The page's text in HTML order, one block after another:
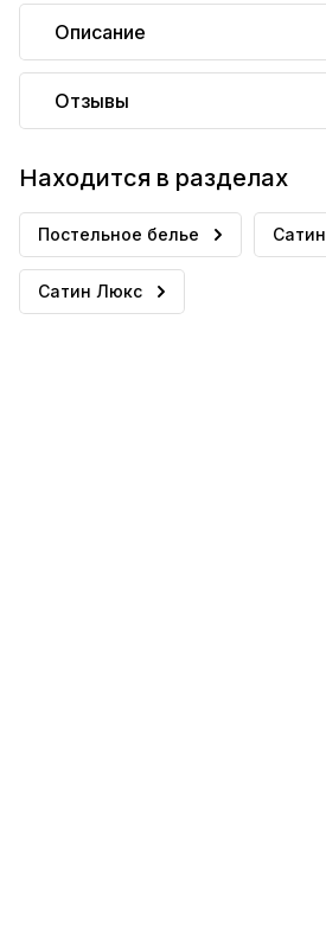
Описание
Отзывы
Находится в разделах
Постельное белье Сатин
Сатин Люкс